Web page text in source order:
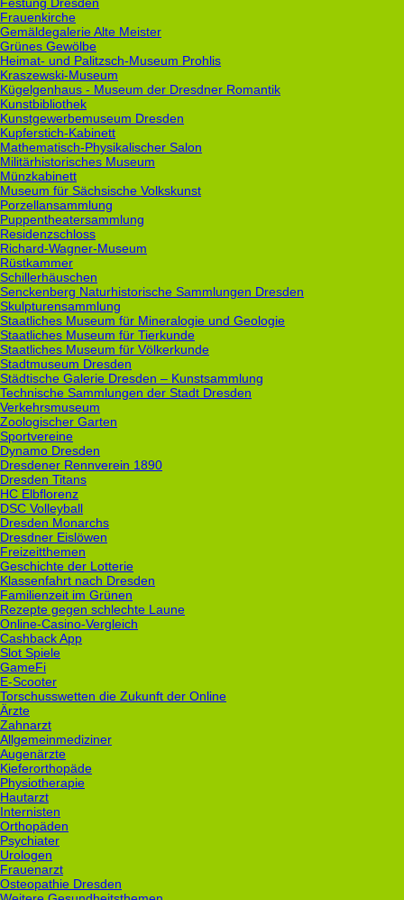
Frauenkirche
Gemäldegalerie Alte Meister
Grünes Gewölbe
Heimat- und Palitzsch-Museum Prohlis
Kraszewski-Museum
Kügelgenhaus - Museum der Dresdner Romantik
Kunstbibliothek
Kunstgewerbemuseum Dresden
Kupferstich-Kabinett
Mathematisch-Physikalischer Salon
Militärhistorisches Museum
Münzkabinett
Museum für Sächsische Volkskunst
Porzellansammlung
Puppentheatersammlung
Residenzschloss
Richard-Wagner-Museum
Rüstkammer
Schillerhäuschen
Senckenberg Naturhistorische Sammlungen Dresden
Skulpturensammlung
Staatliches Museum für Mineralogie und Geologie
Staatliches Museum für Tierkunde
Staatliches Museum für Völkerkunde
Stadtmuseum Dresden
Städtische Galerie Dresden – Kunstsammlung
Technische Sammlungen der Stadt Dresden
Verkehrsmuseum
Zoologischer Garten
Sportvereine
Dynamo Dresden
Dresdener Rennverein 1890
Dresden Titans
HC Elbflorenz
DSC Volleyball
Dresden Monarchs
Dresdner Eislöwen
Freizeitthemen
Geschichte der Lotterie
Klassenfahrt nach Dresden
Familienzeit im Grünen
Rezepte gegen schlechte Laune
Online-Casino-Vergleich
Cashback App
Slot Spiele
GameFi
E-Scooter
Torschusswetten die Zukunft der Online
Ärzte
Zahnarzt
Allgemeinmediziner
Augenärzte
Kieferorthopäde
Physiotherapie
Hautarzt
Internisten
Orthopäden
Psychiater
Urologen
Frauenarzt
Osteopathie Dresden